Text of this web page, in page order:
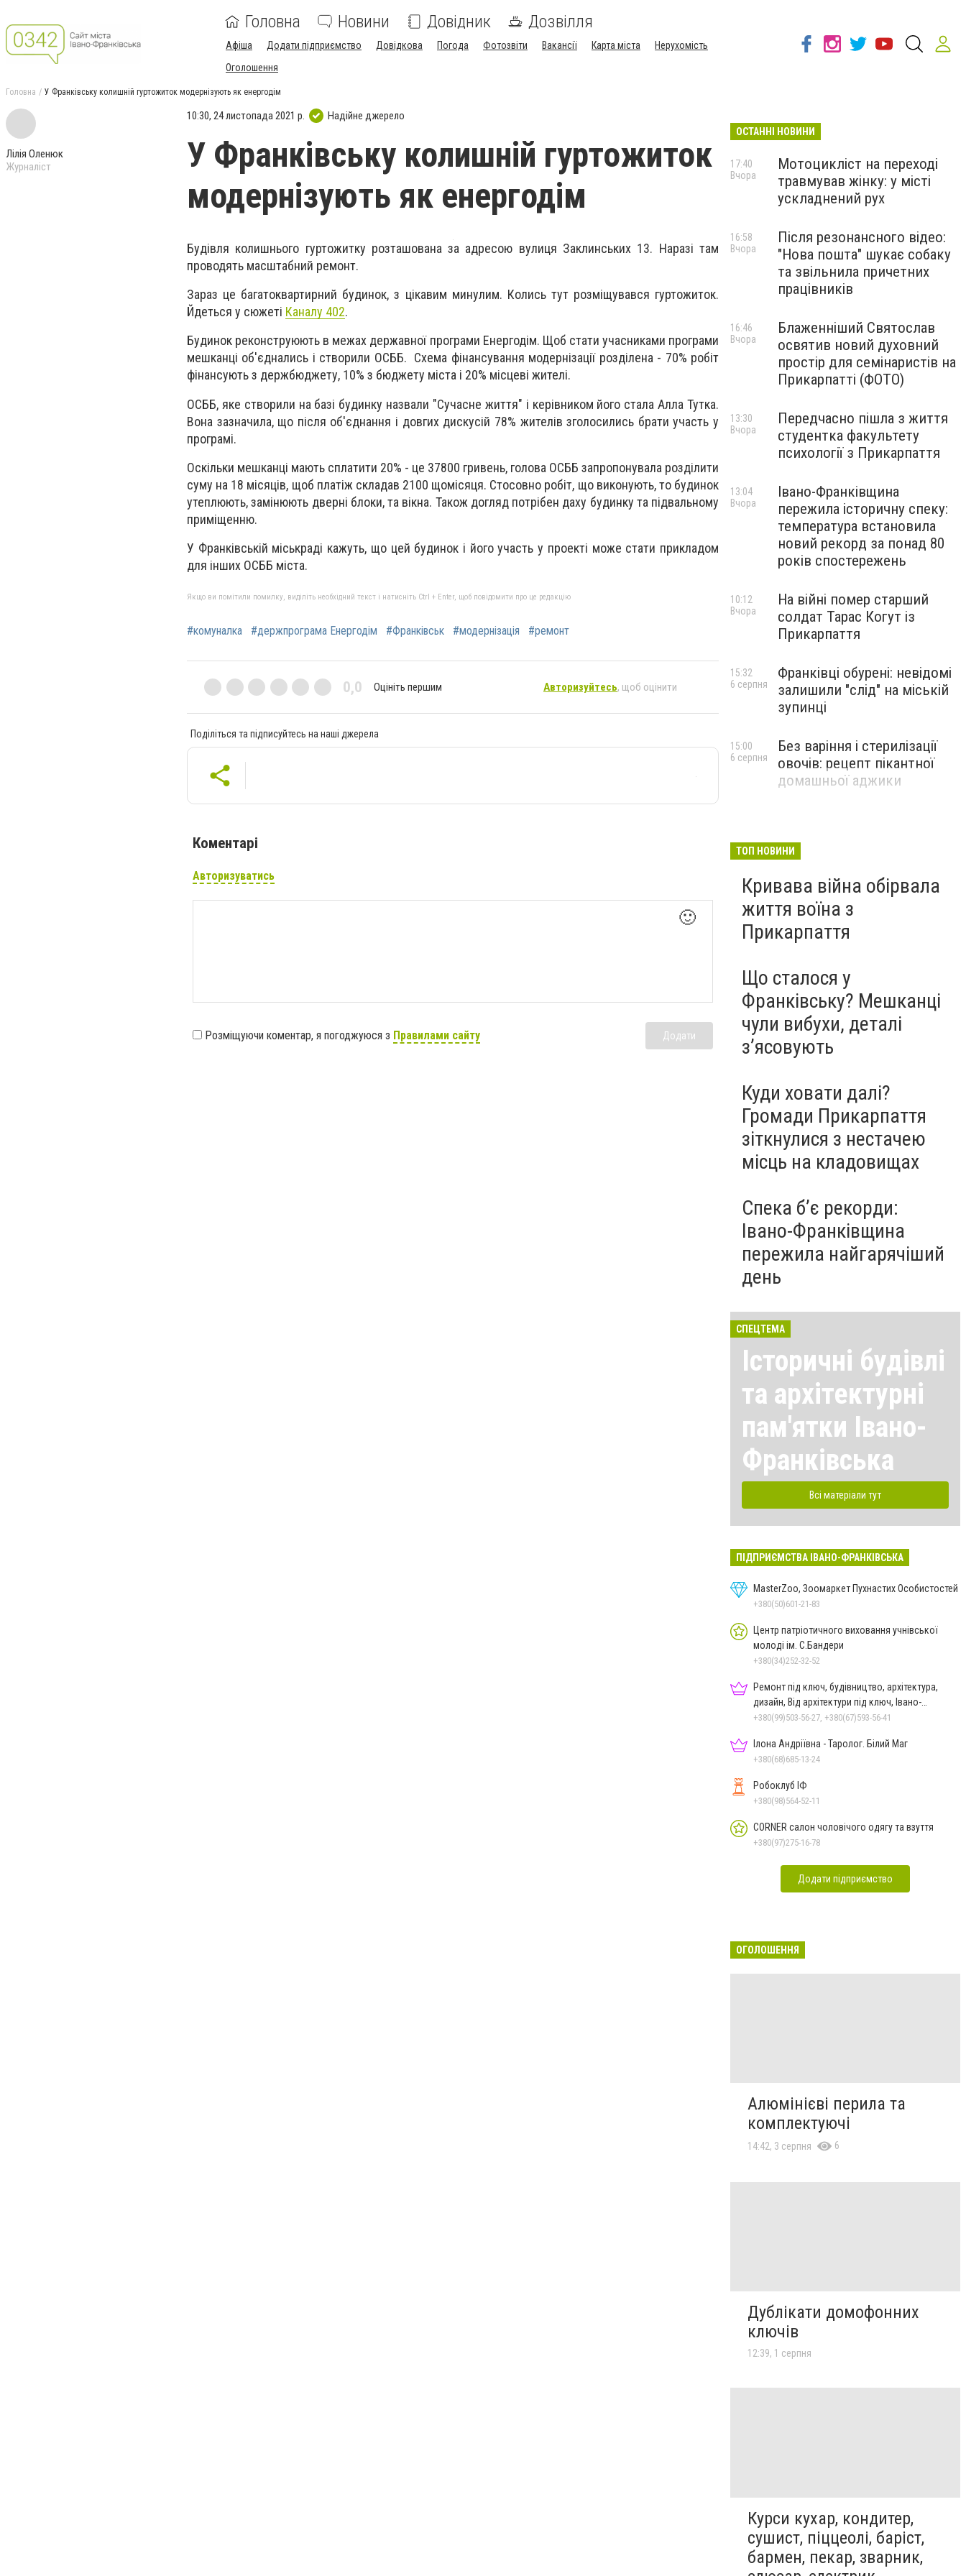
Головна Новини Довідник Дозвілля
Афіша Додати підприємство Довідкова Погода Фотозвіти Вакансії Карта міста
Нерухомість
Оголошення
Головна У Франківську колишній гуртожиток модернізують як енергодім
Лілія Оленюк
Журналіст
10:30, 24 листопада 2021 р. Надійне джерело
У Франківську колишній гуртожиток
модернізують як енергодім
Будівля колишнього гуртожитку розташована за адресою вулиця Заклинських 13. Наразі там
проводять масштабний ремонт.
Зараз це багатоквартирний будинок, з цікавим минулим. Колись тут розміщувався гуртожиток.
Йдеться у сюжеті Каналу 402.
Будинок реконструюють в межах державної програми Енергодім. Щоб стати учасниками програми
мешканці об'єднались і створили ОСББ. Схема фінансування модернізації розділена - 70% робіт
фінансують з держбюджету, 10% з бюджету міста і 20% місцеві жителі.
ОСББ, яке створили на базі будинку назвали "Сучасне життя" і керівником його стала Алла Тутка.
Вона зазначила, що після об'єднання і довгих дискусій 78% жителів зголосились брати участь у
програмі.
Оскільки мешканці мають сплатити 20% - це 37800 гривень, голова ОСББ запропонувала розділити
суму на 18 місяців, щоб платіж складав 2100 щомісяця. Стосовно робіт, що виконують, то будинок
утеплюють, замінюють дверні блоки, та вікна. Також догляд потрібен даху будинку та підвальному
приміщенню.
У Франківській міськраді кажуть, що цей будинок і його участь у проекті може стати прикладом
для інших ОСББ міста.
Якщо ви помітили помилку, виділіть необхідний текст і натисніть Ctrl + Enter, щоб повідомити про це редакцію
#комуналка #держпрограма Енергодім #Франківськ #модернізація #ремонт
0,0 Оцініть першим Авторизуйтесь, щоб оцінити
Поділіться та підписуйтесь на наші джерела
Коментарі
Авторизуватись
🙂
Розміщуючи коментар, я погоджуюся з Правилами сайту Додати
ОСТАННІ НОВИНИ
Мотоцикліст на переході
травмував жінку: у місті
ускладнений рух
17:40
Вчора
Після резонансного відео:
"Нова пошта" шукає собаку
та звільнила причетних
працівників
16:58
Вчора
Блаженніший Святослав
освятив новий духовний
простір для семінаристів на
Прикарпатті (ФОТО)
16:46
Вчора
Передчасно пішла з життя
студентка факультету
психології з Прикарпаття
13:30
Вчора
Івано-Франківщина
пережила історичну спеку:
температура встановила
новий рекорд за понад 80
років спостережень
13:04
Вчора
На війні помер старший
солдат Тарас Когут із
Прикарпаття
10:12
Вчора
Франківці обурені: невідомі
залишили "слід" на міській
зупинці
15:32
6 серпня
Без варіння і стерилізації
овочів: рецепт пікантної
домашньої аджики
15:00
6 серпня
ТОП НОВИНИ
Кривава війна обірвала
життя воїна з
Прикарпаття
Що сталося у
Франківську? Мешканці
чули вибухи, деталі
з’ясовують
Куди ховати далі?
Громади Прикарпаття
зіткнулися з нестачею
місць на кладовищах
Спека б’є рекорди:
Івано-Франківщина
пережила найгарячіший
день
СПЕЦТЕМА
Історичні будівлі
та архітектурні
пам'ятки Івано-
Франківська
Всі матеріали тут
ПІДПРИЄМСТВА ІВАНО-ФРАНКІВСЬКА
MasterZoo, Зоомаркет Пухнастих Особистостей
+380(50)601-21-83
Центр патріотичного виховання учнівської
молоді ім. С.Бандери
+380(34)252-32-52
Ремонт під ключ, будівництво, архітектура,
дизайн, Від архітектури під ключ, Івано-
Франківськ
+380(99)503-56-27, +380(67)593-56-41
Ілона Андріївна - Таролог. Білий Маг
+380(68)685-13-24
Робоклуб ІФ
+380(98)564-52-11
CORNER салон чоловічого одягу та взуття
+380(97)275-16-78
Додати підприємство
ОГОЛОШЕННЯ
Алюмінієві перила та
комплектуючі
14:42, 3 серпня 6
Дублікати домофонних
ключів
12:39, 1 серпня
Курси кухар, кондитер,
сушист, піццеолі, баріст,
бармен, пекар, зварник,